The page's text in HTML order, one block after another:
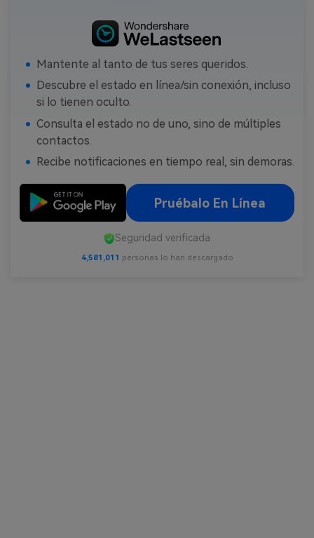
Mantente al tanto de tus seres queridos.
Descubre el estado en línea/sin conexión, incluso
si lo tienen oculto.
Consulta el estado no de uno, sino de múltiples
contactos.
Recibe notificaciones en tiempo real, sin demoras.
Pruébalo En Línea
Seguridad verificada
4,581,014 personas lo han descargado